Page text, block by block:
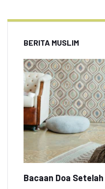
BERITA MUSLIM
Bacaan Doa